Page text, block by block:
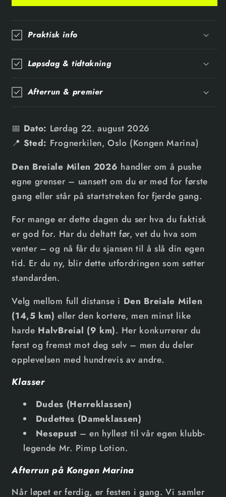
Praktisk info
Løpsdag & tidtakning
Afterrun & premier
📅 Dato: Lørdag 22. august 2026
📍 Sted: Frognerkilen, Oslo (Kongen Marina)
Den Breiale Milen 2026 handler om å pushe
egne grenser – uansett om du er med for første
gang eller står på startstreken for fjerde gang.
For mange er dette dagen du ser hva du faktisk
er god for. Har du deltatt før, vet du hva som
venter – og nå får du sjansen til å slå din egen
tid. Er du ny, blir dette utfordringen som setter
standarden.
Velg mellom full distanse i Den Breiale Milen
(14,5 km) eller den kortere, men minst like
harde HalvBreial (9 km). Her konkurrerer du
først og fremst mot deg selv – men du deler
opplevelsen med hundrevis av andre.
Klasser
Dudes (Herreklassen)
Dudettes (Dameklassen)
Nesepust – en hyllest til vår egen klubb-
legende Mr. Pimp Lotion.
Afterrun på Kongen Marina
Når løpet er ferdig, er festen i gang. Vi samler